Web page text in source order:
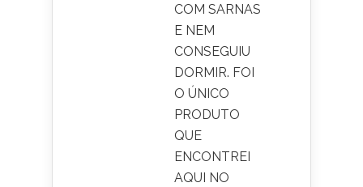
COM SARNAS
E NEM
CONSEGUIU
DORMIR. FOI
O ÚNICO
PRODUTO
QUE
ENCONTREI
AQUI NO